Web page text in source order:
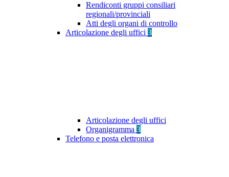
Rendiconti gruppi consiliari
regionali/provinciali
Atti degli organi di controllo
Articolazione degli uffici 3
Articolazione degli uffici
Organigramma 3
Telefono e posta elettronica